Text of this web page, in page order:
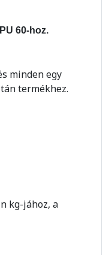
60-hoz.
minden egy
termékhez.
kg-jához, a